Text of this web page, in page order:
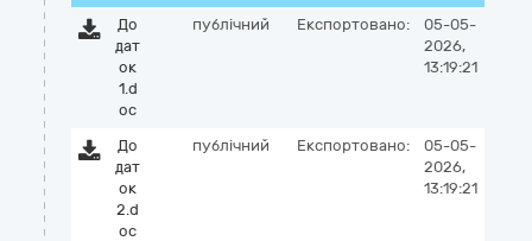
До
дат
ок
1.d
oc
публічний Експортовано:
05-05-
2026,
13:19:21
До
дат
ок
2.d
oc
публічний Експортовано:
05-05-
2026,
13:19:21